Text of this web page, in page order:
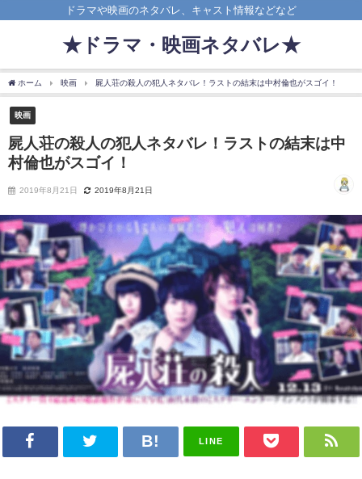
ドラマや映画のネタバレ、キャスト情報などなど
★ドラマ・映画ネタバレ★
ホーム 映画 屍人荘の殺人の犯人ネタバレ！ラストの結末は中村倫也がスゴイ！
映画
屍人荘の殺人の犯人ネタバレ！ラストの結末は中
村倫也がスゴイ！
2019年8月21日 2019年8月21日
LINE